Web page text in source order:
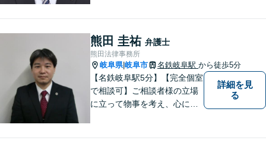
熊田 圭祐 弁護士
熊田法律事務所
岐阜県|岐阜市 名鉄岐阜駅 から徒歩5分
【名鉄岐阜駅5分】【完全個室
で相談可】ご相談者様の立場
に立って物事を考え、心に寄
詳細を見
る